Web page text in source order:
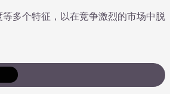
多个特征，以在竞争激烈的市场中脱